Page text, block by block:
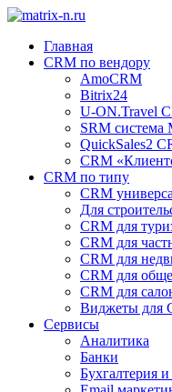
Главная
CRM по вендору
AmoCRM
Bitrix24
U-ON.Travel
SRM система
QuickSales2
CRM
CRM по типу
CRM
Для
CRM для
CRM для
CRM для
CRM для
CRM для
Виджеты для
Сервисы
Аналитика
Банки
Бухгалтерия